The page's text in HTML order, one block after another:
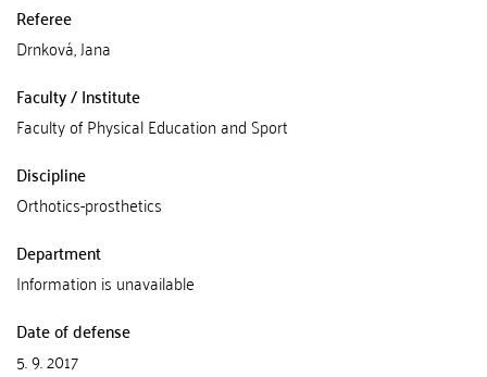
Referee
Drnková, Jana
Faculty / Institute
Faculty of Physical Education and Sport
Discipline
Orthotics-prosthetics
Department
Information is unavailable
Date of defense
5. 9. 2017